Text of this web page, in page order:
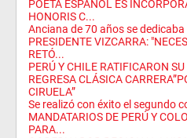
POETA ESPAÑOL ES
HONORIS C...
Anciana de 70 años se
PRESIDENTE VIZCARRA:
RETÓ...
PERÚ Y CHILE RATIFICARON
REGRESA CLÁSICA
CIRUELA”
Se realizó con éxito el segundo
MANDATARIOS DE PERÚ Y
PARA...